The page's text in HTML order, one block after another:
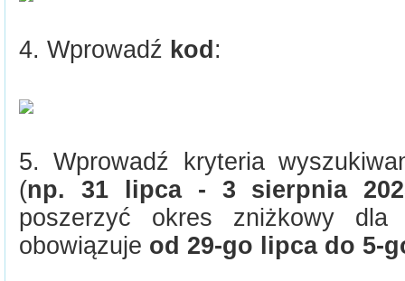
4. Wprowadź kod :
5. Wprowadź kryteria
(np. 31 lipca - 3 sierpnia
poszerzyć okres zniżkowy
obowiązuje od 29-go lipca do 5-